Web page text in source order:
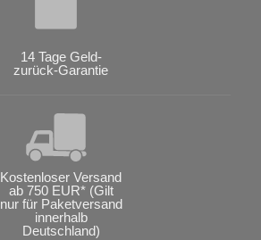
14 Tage Geld-
zurück-Garantie
Kostenloser Versand
ab 750 EUR* (Gilt
nur für Paketversand
innerhalb
Deutschland)